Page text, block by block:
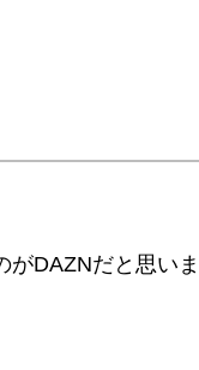
がDAZNだと思いま